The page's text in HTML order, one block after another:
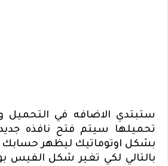
ستبتدي الاضافه في التحميل
تحميلها سيتم فتح نافذه
بشكل اوتوماتيك ليظهر
بالتالي لكي تغير شكل